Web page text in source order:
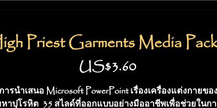
Priest Garments Media
US$3.60ราคา
ารนำเสนอ Microsoft PowerPoint เรื่องเครื่องแต่งกายขอ
าปุโรหิต 35 สไลด์ที่ออกแบบอย่างมืออาชีพเพื่อช่วยในก